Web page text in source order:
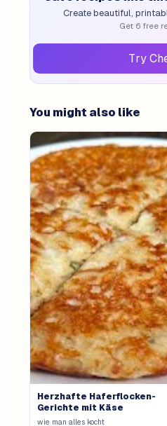
Create beautiful,
Get 6 free
Try
You might also like
Herzhafte Haferflocken-
Gerichte mit Käse
wie man alles kocht